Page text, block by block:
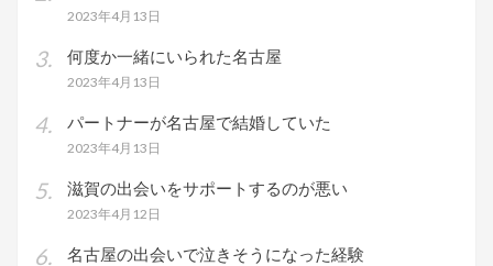
2023年4月13日
何度か一緒にいられた名古屋
2023年4月13日
パートナーが名古屋で結婚していた
2023年4月13日
滋賀の出会いをサポートするのが悪い
2023年4月12日
名古屋の出会いで泣きそうになった経験